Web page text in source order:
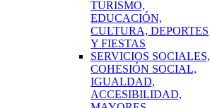
TURISMO,
EDUCACIÓN,
CULTURA, DEPORTES
Y FIESTAS
SERVICIOS SOCIALES,
COHESIÓN SOCIAL,
IGUALDAD,
ACCESIBILIDAD,